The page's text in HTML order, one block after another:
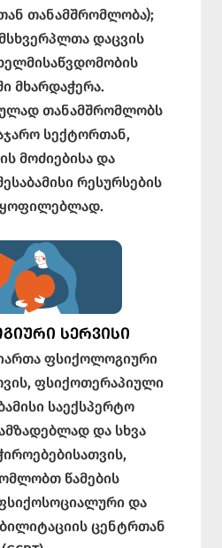
თანამშრომლობა);
დაცვის
მხარდაჭერა.
თანამშრომლობს
სექტორთან,
მოძიებისა და
რესურსების
ᲡᲔᲠᲕᲘᲡᲘ
ფსიქოლოგიური
ფსიქოთერაპიული
საექსპერტო
და სხვა
წამების
და
ცენტრთან